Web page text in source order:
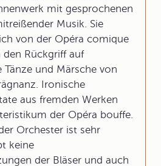
mit gesprochenen
Musik. Sie
von der Opéra comique
Rückgriff auf
Tänze und Märsche von
Ironische
aus fremden Werken
der Opéra bouffe.
Orchester ist sehr
keine
der Bläser und auch